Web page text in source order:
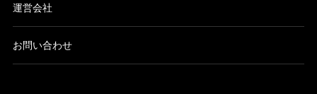
運営会社
お問い合わせ